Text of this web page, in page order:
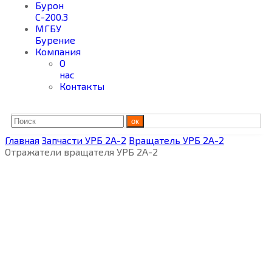
Бурон
С-200.3
МГБУ
Бурение
Компания
О
нас
Контакты
ок
Главная Запчасти УРБ 2А-2 Вращатель УРБ 2А-2
Отражатели вращателя УРБ 2А-2